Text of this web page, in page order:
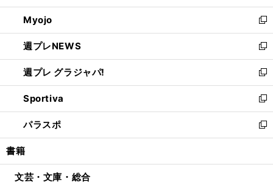
開
く
ウ
で
開
く
ン
ド
ウ
で
開
く
ウ
ィ
ン
ド
ウ
で
開
く
Myojo
新
し
い
ウ
ィ
ン
ド
ウ
で
開
週プレNEWS
新
し
い
ウ
ィ
ン
ド
ウ
開
週プレ グラジャパ!
新
し
い
ウ
ィ
ン
ウ
Sportiva
新
し
い
ウ
ン
パラスポ
新
し
ウ
書籍
文芸・文庫・総合